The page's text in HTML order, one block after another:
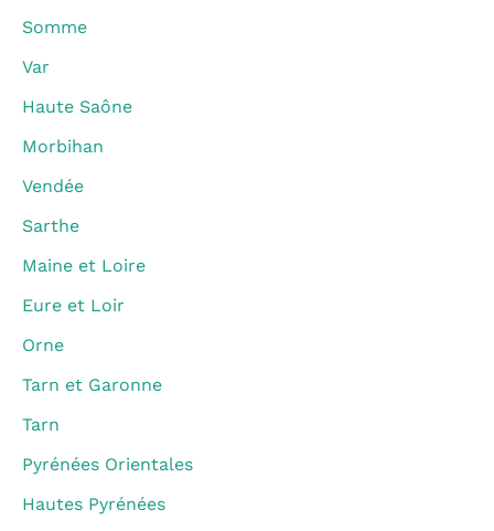
Somme
Var
Haute Saône
Morbihan
Vendée
Sarthe
Maine et Loire
Eure et Loir
Orne
Tarn et Garonne
Tarn
Pyrénées Orientales
Hautes Pyrénées